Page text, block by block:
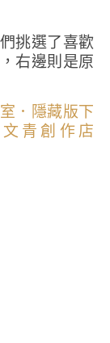
挑選了喜歡
右邊則是原